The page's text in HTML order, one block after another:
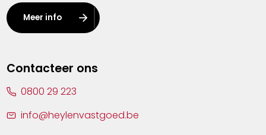
Leuven
Lier
Meer info
Contacteer ons
0800 29 223
info@heylenvastgoed.be